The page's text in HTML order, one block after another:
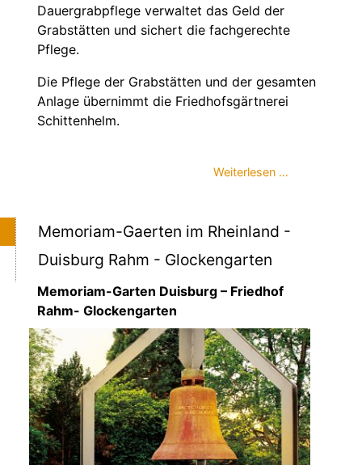
Dauergrabpflege verwaltet das Geld der
Grabstätten und sichert die fachgerechte
Pflege.
Die Pflege der Grabstätten und der gesamten
Anlage übernimmt die Friedhofsgärtnerei
Schittenhelm.
Weiterlesen …
Memoriam-Gaerten im Rheinland -
Duisburg Rahm - Glockengarten
Memoriam-Garten Duisburg – Friedhof
Rahm- Glockengarten